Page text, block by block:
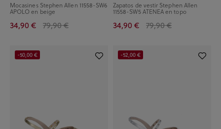
Mocasines Stephen Allen 11558-SW6
APOLO en beige
34,90 € 79,90 €
Zapatos de vestir Stephen Allen
11558-SW5 ATENEA en topo
34,90 € 79,90 €
-50,00 € -52,00 €